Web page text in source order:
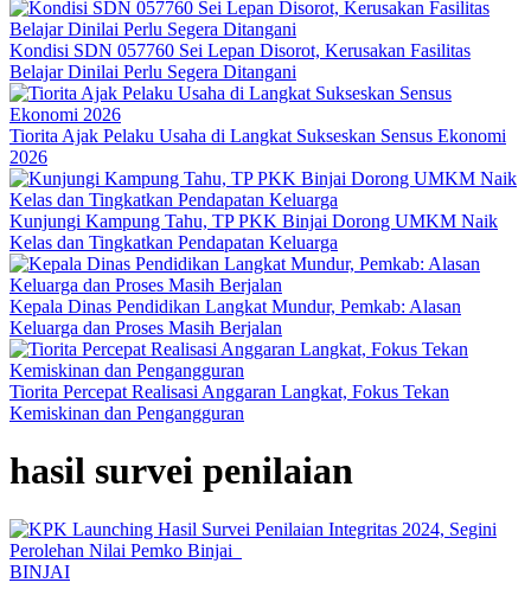
Kondisi SDN 057760 Sei Lepan Disorot, Kerusakan Fasilitas
Belajar Dinilai Perlu Segera Ditangani
Tiorita Ajak Pelaku Usaha di Langkat Sukseskan Sensus Ekonomi
2026
Kunjungi Kampung Tahu, TP PKK Binjai Dorong UMKM Naik
Kelas dan Tingkatkan Pendapatan Keluarga
Kepala Dinas Pendidikan Langkat Mundur, Pemkab: Alasan
Keluarga dan Proses Masih Berjalan
Tiorita Percepat Realisasi Anggaran Langkat, Fokus Tekan
Kemiskinan dan Pengangguran
hasil survei penilaian
BINJAI